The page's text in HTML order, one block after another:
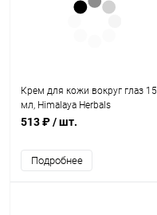
Крем для кожи вокруг глаз 15
мл, Himalaya Herbals
513 ₽/ шт.
Подробнее